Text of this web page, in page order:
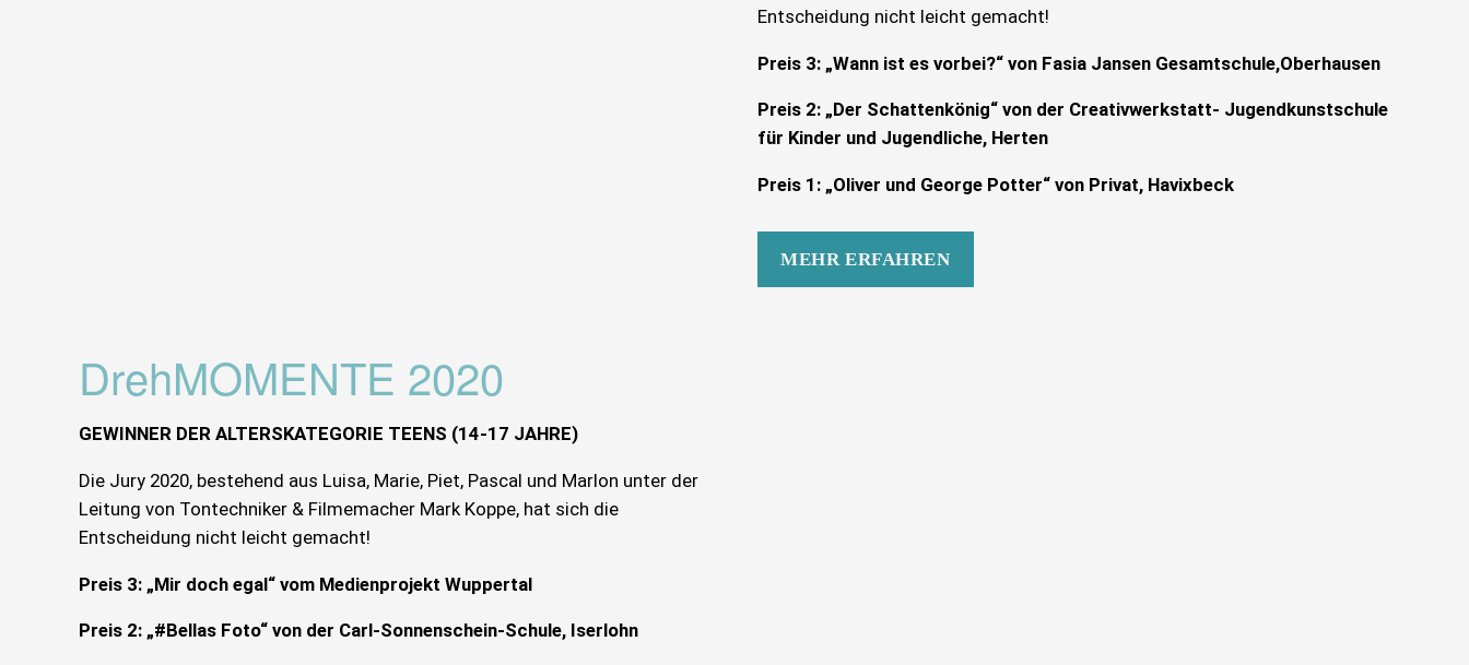
Entscheidung nicht leicht gemacht!
Preis 3: „Wann ist es vorbei?“ von Fasia Jansen Gesamtschule,Oberhausen
Preis 2: „Der Schattenkönig“ von der Creativwerkstatt- Jugendkunstschule
für Kinder und Jugendliche, Herten
Preis 1: „Oliver und George Potter“ von Privat, Havixbeck
MEHR ERFAHREN
DrehMOMENTE 2020
GEWINNER DER ALTERSKATEGORIE TEENS (14-17 JAHRE)
Die Jury 2020, bestehend aus Luisa, Marie, Piet, Pascal und Marlon unter der
Leitung von Tontechniker & Filmemacher Mark Koppe, hat sich die
Entscheidung nicht leicht gemacht!
Preis 3: „Mir doch egal“ vom Medienprojekt Wuppertal
Preis 2: „#Bellas Foto“ von der Carl-Sonnenschein-Schule, Iserlohn